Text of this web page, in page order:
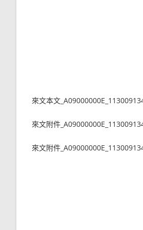
來文本文
來文附件
來文附件